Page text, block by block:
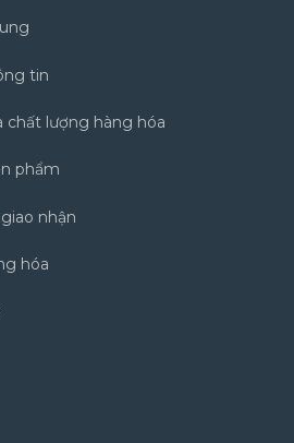
tin
chất lượng hàng hóa
phẩm
nhận
hóa